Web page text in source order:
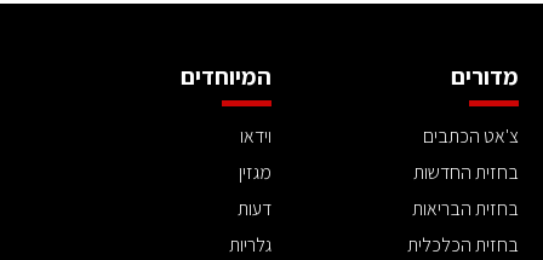
מדורים
צ'אט הכתבים
בחזית החדשות
בחזית הבריאות
בחזית הכלכלית
המיוחדים
וידאו
מגזין
דעות
גלריות